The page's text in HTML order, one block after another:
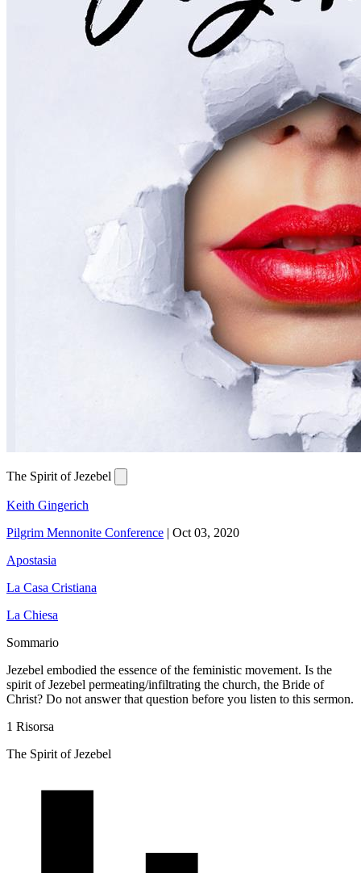
The Spirit of Jezebel
Keith Gingerich
Pilgrim Mennonite Conference | Oct 03, 2020
Apostasia
La Casa Cristiana
La Chiesa
Sommario
Jezebel embodied the essence of the feministic movement. Is the
spirit of Jezebel permeating/infiltrating the church, the Bride of
Christ? Do not answer that question before you listen to this sermon.
1 Risorsa
The Spirit of Jezebel